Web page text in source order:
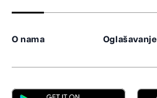
O nama Oglašavanje